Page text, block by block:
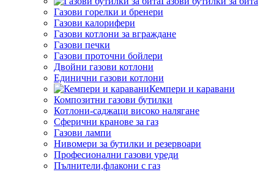
Газови горелки и бренери
Газови калорифери
Газови котлони за вграждане
Газови печки
Газови проточни бойлери
Двойни газови котлони
Единични газови котлони
Кемпери и каравани
Композитни газови бутилки
Котлони-саджаци високо налягане
Сферични кранове за газ
Газови лампи
Нивомери за бутилки и резервоари
Професионални газови уреди
Пълнители,флакони с газ